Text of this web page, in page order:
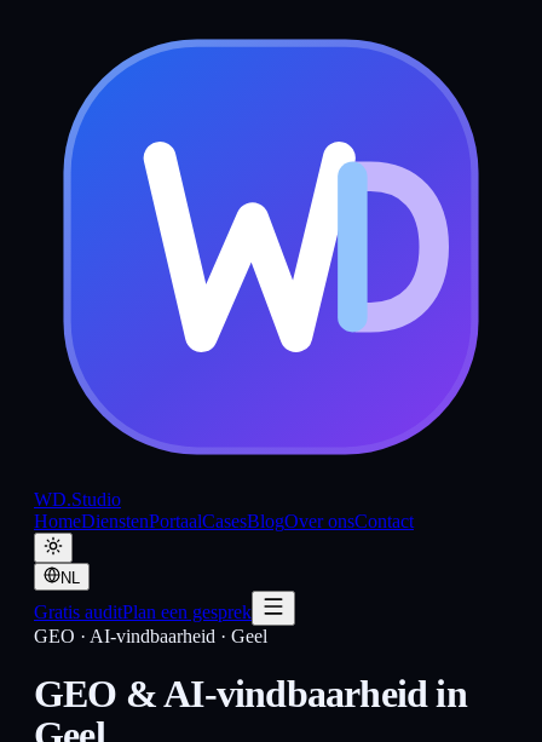
WD.Studio
HomeDienstenPortaalCasesBlogOver onsContact
NL
Gratis auditPlan een gesprek
GEO · AI-vindbaarheid · Geel
GEO & AI-vindbaarheid in